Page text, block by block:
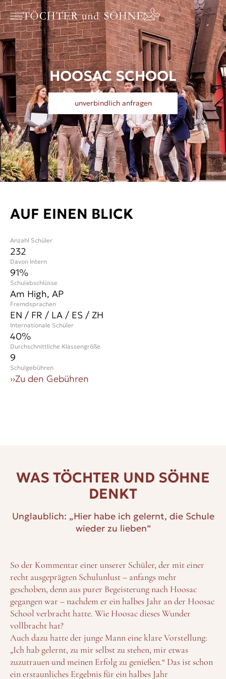
HOOSAC SCHOOL
unverbindlich anfragen
AUF EINEN BLICK
Anzahl Schüler
232
Davon Intern
91%
Schulabschlüsse
Am High, AP
Durchschnittliche Klassengröße
9
Internationale Schüler
40%
Fremdsprachen
EN / FR / LA / ES / ZH
Schulgebühren
››Zu den Gebühren
WAS TÖCHTER UND SÖHNE
DENKT
Unglaublich: „Hier habe ich gelernt, die Schule
wieder zu lieben“
So der Kommentar einer unserer Schüler, der mit einer
recht ausgeprägten Schulunlust – anfangs mehr
geschoben, denn aus purer Begeisterung nach Hoosac
gegangen war – nachdem er ein halbes Jahr an der Hoosac
School verbracht hatte. Wie Hoosac dieses Wunder
vollbracht hat?
Auch dazu hatte der junge Mann eine klare Vorstellung:
„Ich hab gelernt, zu mir selbst zu stehen, mir etwas
zuzutrauen und meinen Erfolg zu genießen.“ Das ist schon
ein erstaunliches Ergebnis für ein halbes Jahr